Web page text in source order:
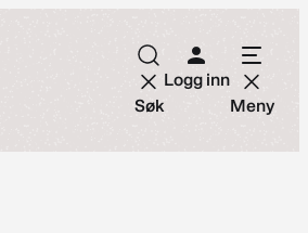
Søk
Logg inn
Meny